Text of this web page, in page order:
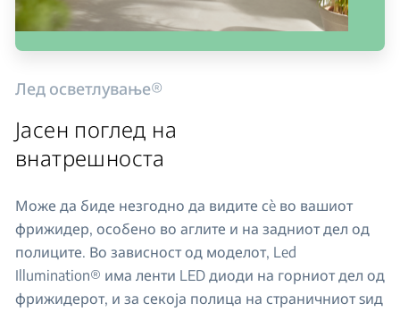
Лед осветлување®
Јасен поглед на
внатрешноста
Може да биде незгодно да видите сè во вашиот
фрижидер, особено во аглите и на задниот дел од
полиците. Во зависност од моделот, Led
Illumination® има ленти LED диоди на горниот дел од
фрижидерот, и за секоја полица на страничниот ѕид